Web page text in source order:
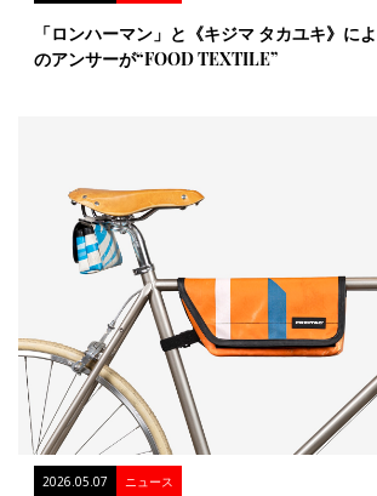
「ロンハーマン」と《キジマ タカユキ》に
のアンサーが“FOOD TEXTILE”
2026.05.07 ニュース